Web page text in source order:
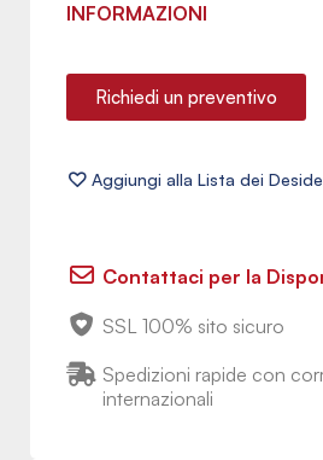
INFORMAZIONI
Richiedi un preventivo
Contattaci per la
SSL 100% sito sicuro
Spedizioni rapide con
internazionali